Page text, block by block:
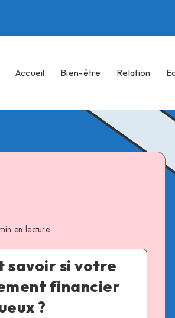
Accueil Bien-être Relation
en lecture
savoir si votre
financier
?